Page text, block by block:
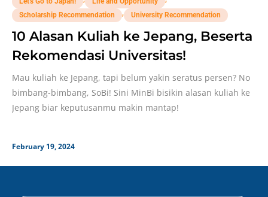
Scholarship Recommendation
, University Recommendation
10 Alasan Kuliah ke Jepang, Beserta
Rekomendasi Universitas!
Mau kuliah ke Jepang, tapi belum yakin seratus persen? No
bimbang-bimbang, SoBi! Sini MinBi bisikin alasan kuliah ke
Jepang biar keputusanmu makin mantap!
February 19, 2024